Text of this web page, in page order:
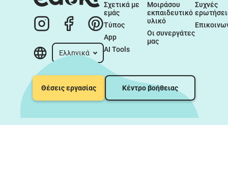
Ελληνικά
Σχετικά με
εμάς
Τύπος
App
AI Tools
Μοιράσου
εκπαιδευτικό
υλικό
Οι συνεργάτες
μας
Συχνές
Θέσεις εργασίας Κέντρο βοήθειας